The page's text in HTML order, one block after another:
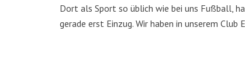
Dort als Sport so üblich wie bei uns Fußball,
gerade erst Einzug. Wir haben in unserem Club